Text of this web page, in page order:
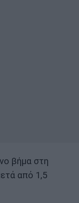
βήμα στη
από 1,5